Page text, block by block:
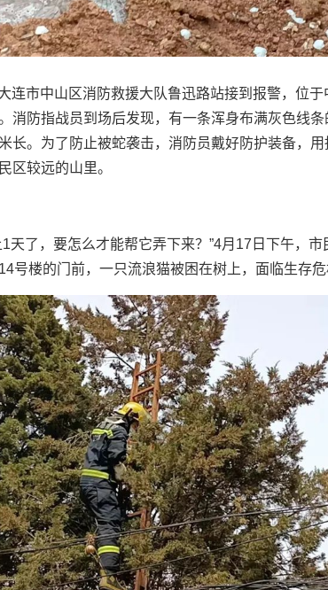
连市中山区消防救援大队鲁迅路站接到报警，位
消防指战员到场后发现，有一条浑身布满灰色线
长。为了防止被蛇袭击，消防员戴好防护装备，用
区较远的山里。
天了，要怎么才能帮它弄下来？”4月17日下午，
号楼的门前，一只流浪猫被困在树上，面临生存危